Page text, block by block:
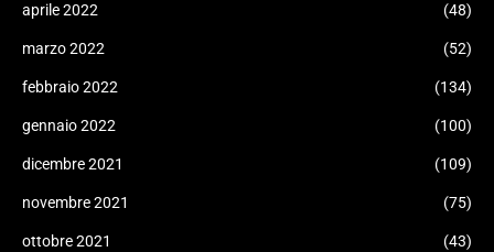
aprile 2022 (48)
marzo 2022 (52)
febbraio 2022 (134)
gennaio 2022 (100)
dicembre 2021 (109)
novembre 2021 (75)
ottobre 2021 (43)